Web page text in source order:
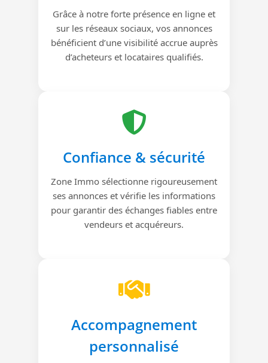
Grâce à notre forte présence en ligne et
sur les réseaux sociaux, vos annonces
bénéficient d’une visibilité accrue auprès
d’acheteurs et locataires qualifiés.
Confiance & sécurité
Zone Immo sélectionne rigoureusement
ses annonces et vérifie les informations
pour garantir des échanges fiables entre
vendeurs et acquéreurs.
Accompagnement
personnalisé